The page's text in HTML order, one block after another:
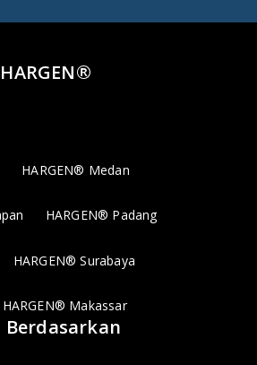
HARGEN® Medan
HARGEN® Padang
HARGEN® Surabaya
HARGEN® Makassar